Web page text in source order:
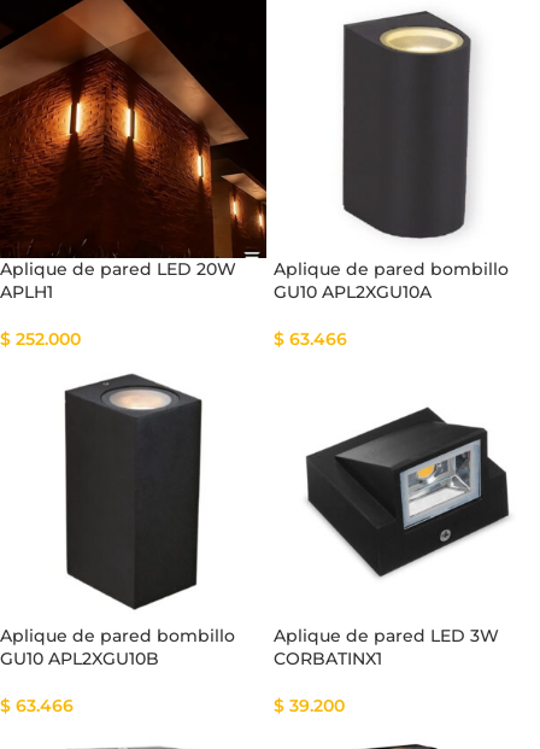
Aplique de pared LED 20W
APLH1
$ 252.000
Aplique de pared bombillo
GU10 APL2XGU10A
$ 63.466
Aplique de pared bombillo
GU10 APL2XGU10B
$ 63.466
Aplique de pared LED 3W
CORBATINX1
$ 39.200